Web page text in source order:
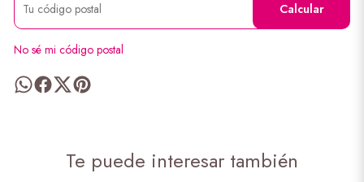
Calcular
No sé mi código postal
Te puede interesar también